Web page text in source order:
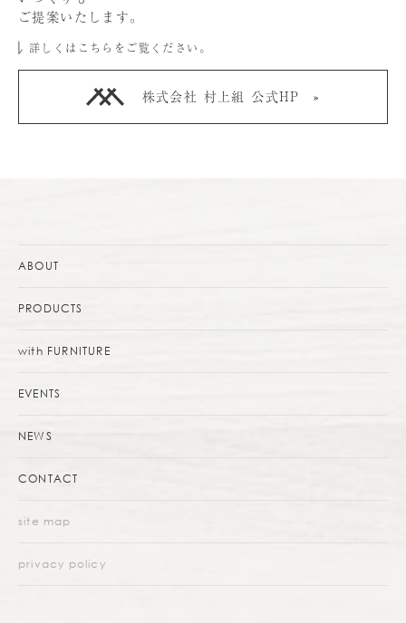
ご提案いたします。
詳しくはこちらをご覧ください。
株式会社 村上組 公式HP
ABOUT
PRODUCTS
with FURNITURE
EVENTS
NEWS
CONTACT
site map
privacy policy